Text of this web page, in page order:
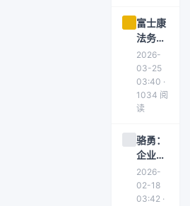
富士康
法务总
处实习
生招聘
启事
2026-
03-25
03:40 ·
1034 阅
读
骆勇：
企业法
务不该
只是救
火队员
2026-
02-18
03:42 ·